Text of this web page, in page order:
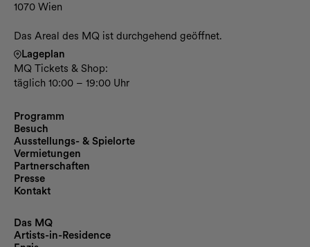
1070 Wien
Das Areal des MQ ist durchgehend geöffnet.
Lageplan
MQ Tickets & Shop:
täglich 10:00 – 19:00 Uhr
Programm
Besuch
Ausstellungs- & Spielorte
Vermietungen
Partnerschaften
Presse
Kontakt
Das MQ
Artists-in-Residence